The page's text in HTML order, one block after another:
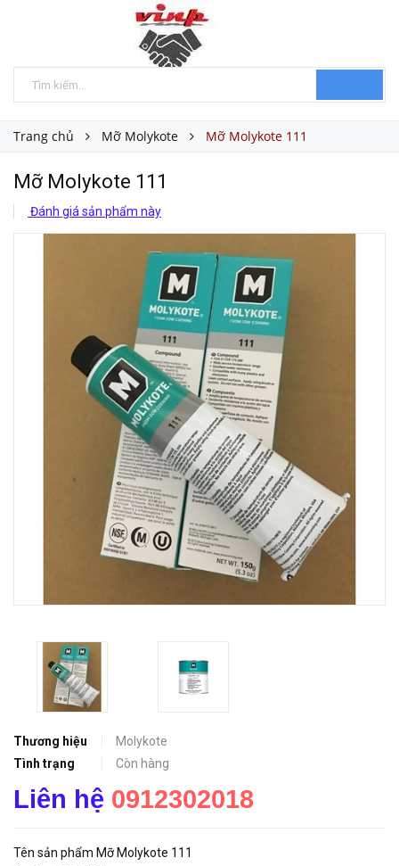
Trang chủ Mỡ Molykote Mỡ Molykote 111
Mỡ Molykote 111
Đánh giá sản phẩm này
Thương hiệu
Molykote
Tình trạng
Còn hàng
Liên hệ 0912302018
Tên sản phẩm Mỡ Molykote 111